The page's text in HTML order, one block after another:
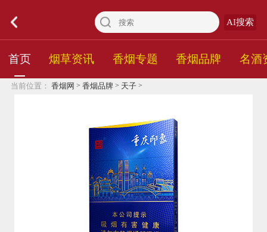
AI搜索
首页 烟草资讯 香烟专题 香烟品牌 名酒
当前位置： 香烟网 > 香烟品牌 > 天子>